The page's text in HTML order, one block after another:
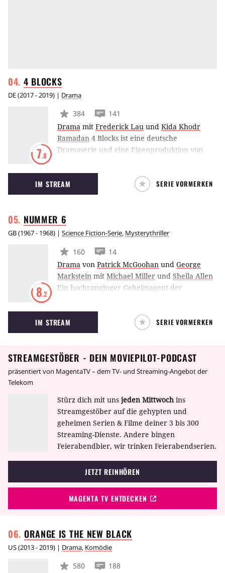
4 BLOCKS
DE(2017 - 2019) | Drama
7.8
384
141
Drama mit Frederick Lau und Kida Khodr
Ramadan 4 Blocks ist eine deutsche
Dramaserie und eine Eigenproduktion von
sechs Episoden der ersten Staffel steht ein
arabischer Familien-Clan in Berlin-Neukölln
und deren kriminelle Machenschaften.
IM STREAM SERIE VORMERKEN
NUMMER 6
GB(1967 - 1968) | Science Fiction-Serie, Mysterythriller
8.2
160
14
Drama von Patrick McGoohan und George
Markstein mit Michael Miller und Sheila Allen
Ein hochranginger Geheimagent der
zurückziehen. Zurück in seinem Appartement
wird er allerdings überwältigt und an einen
ihm unbekannten Ort gebracht. In dem Dorf
bezeichnet und er wird zur Nummer 6.
Irgendjemand will unbedingt herausfinden,
IM STREAM SERIE VORMERKEN
STREAMGESTÖBER - DEIN MOVIEPILOT-PODCAST
präsentiert von MagentaTV – dem TV- und Streaming-Angebot der
Telekom
Stürz dich mit uns jeden Mittwoch ins
Streamgestöber auf die gehypten und
geheimen Serien & Filme deiner 3 bis 300
Streaming-Dienste. Andere bingen
Feierabendbier, wir trinken Feierabendserien.
JETZT REINHÖREN
MAGENTA TV ENTDECKEN
ORANGE IS THE NEW BLACK
US(2013 - 2019) | Drama, Komödie
580 188